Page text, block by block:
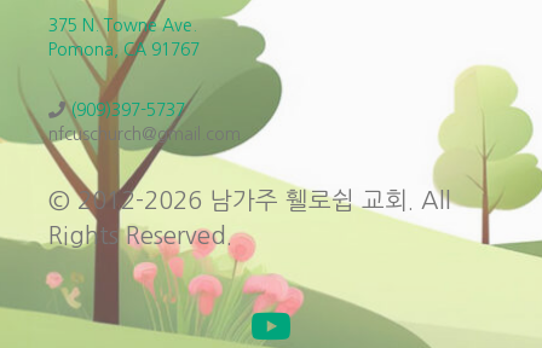
375 N. Towne Ave.
Pomona, CA 91767
(909)397-5737
nfcuschurch@gmail.com
© 2012-2026 남가주 휄로쉽 교회. All
Rights Reserved.